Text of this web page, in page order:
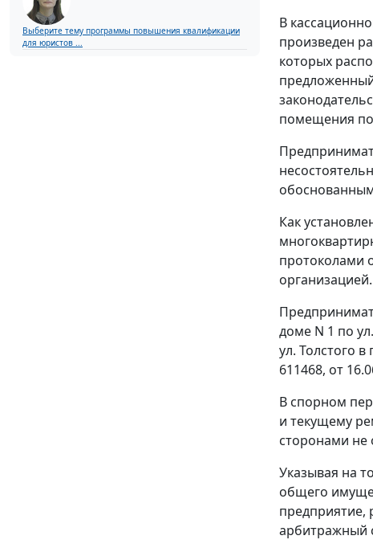
Выберите тему программы повышения квалификации
для юристов ...
В
произведен
которых
помещения
Как
протоколами
доме N 1 по
ул. Толстого
611468, от
В спорном
и текущему
сторонами не
Указывая на
общего
предприятие,
арбитражный